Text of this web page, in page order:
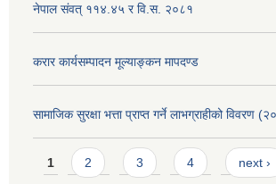
नेपाल संवत् ११४.४५ र वि.स. २०८१
करार कार्यसम्पादन मूल्याङ्कन मापदण्ड
सामाजिक सुरक्षा भत्ता प्राप्त गर्ने लाभग्राहीको विवरण
Pages
1 2 3 4 next ›